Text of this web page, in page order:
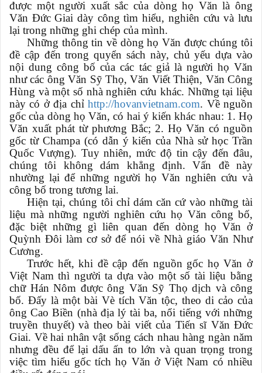
được một người xuất sắc của dòng họ Văn là ông
Văn Đức Giai dày công tìm hiểu, nghiên cứu và lưu
lại trong những ghi chép của mình.
Những thông tin về dòng họ Văn được chúng tôi
đề cập đến trong quyển sách này, chủ yếu dựa vào
nội dung công bố của các tác giả là người họ Văn
như các ông Văn Sỹ Thọ, Văn Viết Thiện, Văn Công
Hùng và một số nhà nghiên cứu khác. Những tại liệu
này có ở địa chỉhttp://hovanvietnam.com. Về nguồn
gốc của dòng họ Văn, có hai ý kiến khác nhau: 1. Họ
Văn xuất phát từ phương Bắc; 2. Họ Văn có nguồn
gốc từ Champa (có dẫn ý kiến của Nhà sử học Trần
Quốc Vượng). Tuy nhiên, mức độ tin cậy đến đâu,
chúng tôi không dám khẳng định. Vấn đề này
nhường lại để những người họ Văn nghiên cứu và
công bố trong tương lai.
Hiện tại, chúng tôi chỉ dám căn cứ vào những tài
liệu mà những người nghiên cứu họ Văn công bố,
đặc biệt những gì liên quan đến dòng họ Văn ở
Quỳnh Đôi làm cơ sở để nói về Nhà giáo Văn Như
Cương.
Trước hết, khi đề cập đến nguồn gốc họ Văn ở
Việt Nam thì người ta dựa vào một số tài liệu bằng
chữ Hán Nôm được ông Văn Sỹ Thọ dịch và công
bố. Đấy là một bài Vè tích Văn tộc, theo di cảo của
ông Cao Biền (nhà địa lý tài ba, nổi tiếng với những
truyền thuyết) và theo bài viết của Tiến sĩ Văn Đức
Giai. Về hai nhân vật sống cách nhau hàng ngàn năm
nhưng đều để lại dấu ấn to lớn và quan trọng trong
việc tìm hiểu gốc tích họ Văn ở Việt Nam có nhiều